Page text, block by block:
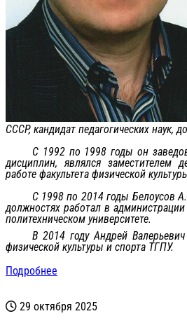
СССР, кандидат педагогических наук,
С 1992 по 1998 годы он
дисциплин, являлся заместителем
работе факультета физической
С 1998 по 2014 годы Белоусов
должностях работал в
политехническом университете.
В 2014 году Андрей
физической культуры и спорта ТГПУ.
Подробнее
29 октября 2025